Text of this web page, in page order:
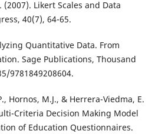
(2007). Likert Scales and Data
40(7), 64-65.
Quantitative Data. From
Sage Publications, Thousand
9781849208604.
Hornos, M.J., & Herrera-Viedma, E.
Criteria Decision Making Model
of Education Questionnaires.